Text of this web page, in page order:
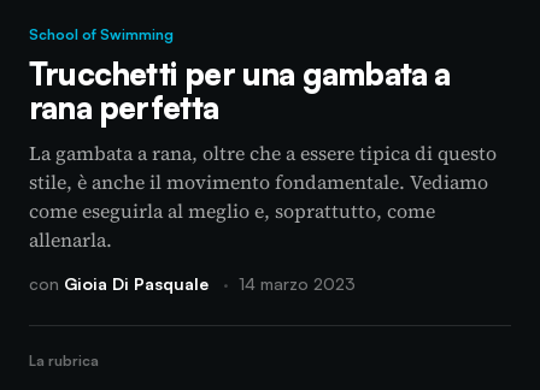
School of Swimming
Trucchetti per una gambata a
rana perfetta
La gambata a rana, oltre che a essere tipica di questo
stile, è anche il movimento fondamentale. Vediamo
come eseguirla al meglio e, soprattutto, come
allenarla.
con Gioia Di Pasquale · 14 marzo 2023
La rubrica